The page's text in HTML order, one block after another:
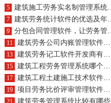
5 建筑施工劳务实名制管理系统的好处
7 建筑劳务统计软件的优选及年费标准？
9 分包合同管理软件，让劳务管理更高效，分包更清晰，合同更规范，变更更顺畅
11 建筑劳务公司内账管理软件的优质选择，费用多少？
13 建筑劳务记工软件开发商有哪些？如何提升工作效率？
15 建筑工程劳务管理系统哪个更值得选择？
17 建筑工程土建施工技术软件的核心价值及好处体现在哪里？
19 项目劳务比价评审管理软件：供应商一键筛选，报价实时对比，流程智能提醒
21 建筑劳务管理系统比较有哪些